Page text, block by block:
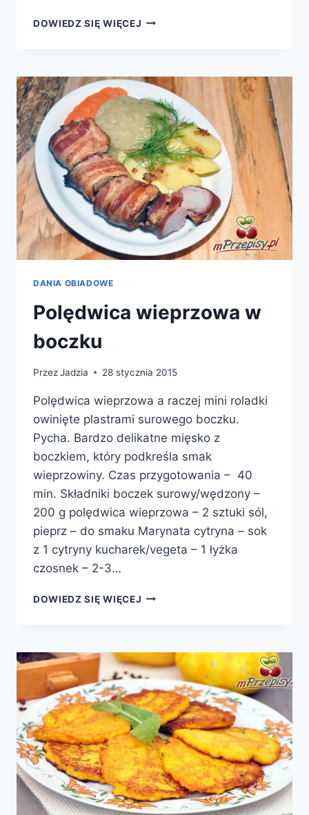
DOWIEDZ SIĘ WIĘCEJ ŻEBERKA
DANIA OBIADOWE
Polędwica wieprzowa w
boczku
PrzezJadzia 28 stycznia 2015
Polędwica wieprzowa a raczej mini roladki
owinięte plastrami surowego boczku.
Pycha. Bardzo delikatne mięsko z
boczkiem, który podkreśla smak
wieprzowiny. Czas przygotowania – 40
min. Składniki boczek surowy/wędzony –
200 g polędwica wieprzowa – 2 sztuki sól,
pieprz – do smaku Marynata cytryna – sok
z 1 cytryny kucharek/vegeta – 1 łyżka
czosnek – 2-3…
DOWIEDZ SIĘ WIĘCEJ POLĘDWICA